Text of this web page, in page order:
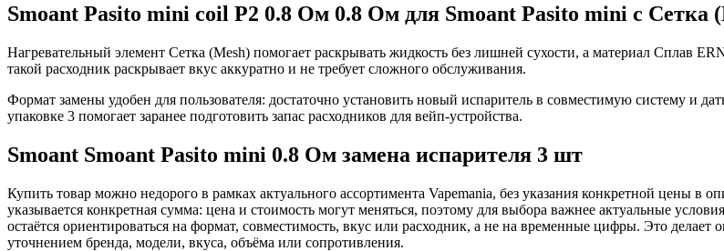
Smoant Pasito mini coil P2 0.8 Ом 0.8 Ом для Smoant Pasito mini с Сетка
Нагревательный элемент Сетка (Mesh) помогает раскрывать жидкость без лишней сухости, а материал Сплав
такой расходник раскрывает вкус аккуратно и не требует сложного обслуживания.
Формат замены удобен для пользователя: достаточно установить новый испаритель в совместимую систему и
упаковке 3 помогает заранее подготовить запас расходников для вейп-устройства.
Smoant Smoant Pasito mini 0.8 Ом замена испарителя 3 шт
Купить товар можно недорого в рамках актуального ассортимента Vapemania, без указания конкретной цены в
указывается конкретная сумма: цена и стоимость могут меняться, поэтому для выбора важнее актуальные
остаётся ориентироваться на формат, совместимость, вкус или расходник, а не на временные цифры. Это
уточнением бренда, модели, вкуса, объёма или сопротивления.